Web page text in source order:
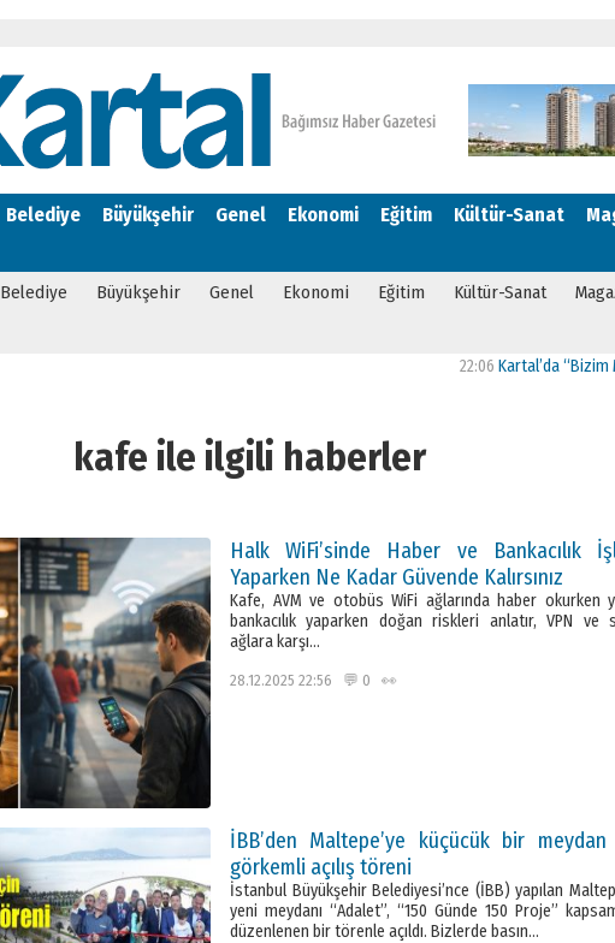
Belediye Büyükşehir Genel Ekonomi Eğitim Kültür-Sanat
Belediye Büyükşehir Genel Ekonomi Eğitim Kültür-Sanat
Kartal’da “Bizim
kafe ile ilgili haberler
Halk WiFi’sinde Haber ve Bankacılık
Yaparken Ne Kadar Güvende Kalırsınız
Kafe, AVM ve otobüs WiFi ağlarında haber okurken
bankacılık yaparken doğan riskleri anlatır, VPN ve
ağlara karşı…
28.12.2025 22:56 💬 0 👀
İBB’den Maltepe’ye küçücük bir
görkemli açılış töreni
İstanbul Büyükşehir Belediyesi’nce (İBB) yapılan
yeni meydanı “Adalet”, “150 Günde 150 Proje”
düzenlenen bir törenle açıldı. Bizlerde basın…